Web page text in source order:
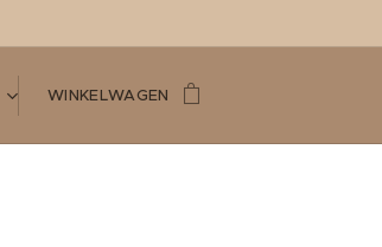
WINKELWAGEN